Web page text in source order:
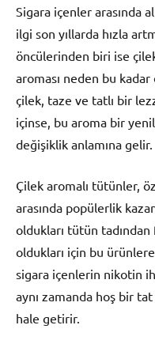
Sigara içenler arasında
ilgi son yıllarda hızla
öncülerinden biri ise
aroması neden bu
çilek, taze ve tatlı bir
içinse, bu aroma bir
değişiklik anlamına gelir.
Çilek aromalı tütünler,
arasında popülerlik
oldukları tütün tadından
oldukları için bu
sigara içenlerin nikotin
aynı zamanda hoş bir
hale getirir.